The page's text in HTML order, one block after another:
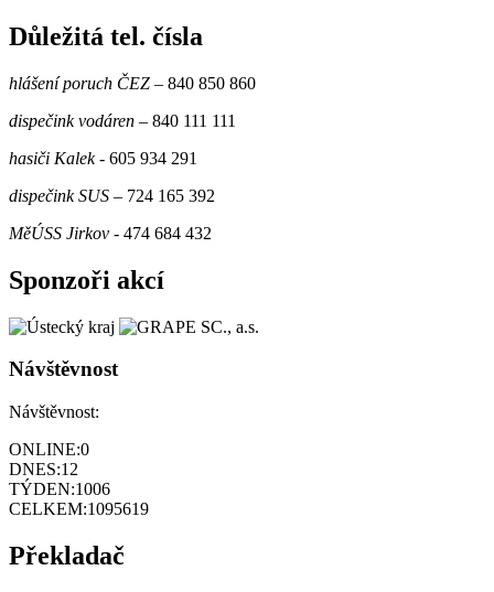
Důležitá tel. čísla
hlášení poruch ČEZ – 840 850 860
dispečink vodáren – 840 111 111
hasiči Kalek- 605 934 291
dispečink SUS – 724 165 392
MěÚSS Jirkov - 474 684 432
Sponzoři akcí
Návštěvnost
Návštěvnost:
ONLINE:0
DNES:12
TÝDEN:1006
CELKEM:1095619
Překladač